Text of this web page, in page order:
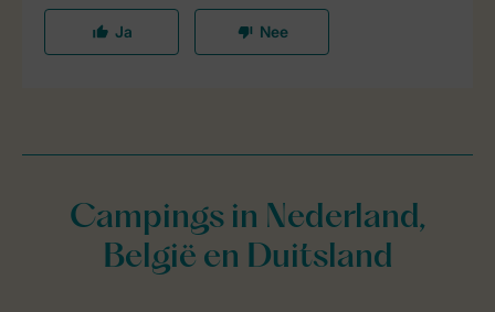
Campings in Nederland,
België en Duitsland